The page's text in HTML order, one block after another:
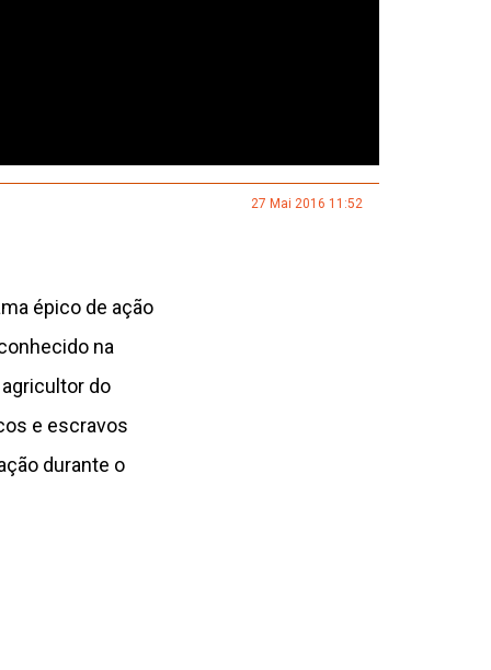
27 Mai 2016 11:52
épico de ação
na
do
e escravos
durante o